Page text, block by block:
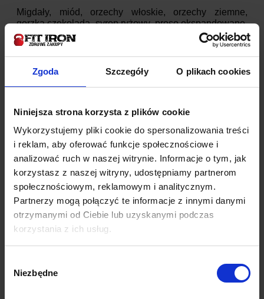
Zgoda Szczegóły O plikach cookies
Niniejsza strona korzysta z plików cookie
Wykorzystujemy pliki cookie do spersonalizowania treści
i reklam, aby oferować funkcje społecznościowe i
analizować ruch w naszej witrynie. Informacje o tym, jak
korzystasz z naszej witryny, udostępniamy partnerom
społecznościowym, reklamowym i analitycznym.
Partnerzy mogą połączyć te informacje z innymi danymi
otrzymanymi od Ciebie lub uzyskanymi podczas
korzystania z ich usług.
zgody
Niezbędne
Migdały, miód, orzechy włoskie, orzechy ziemne,
gorzka czekolada, syrop ryżowy, proso ekspandowane,
siemię lniane, sól
Wartość
2367 kJ / 566
Tłuszcze